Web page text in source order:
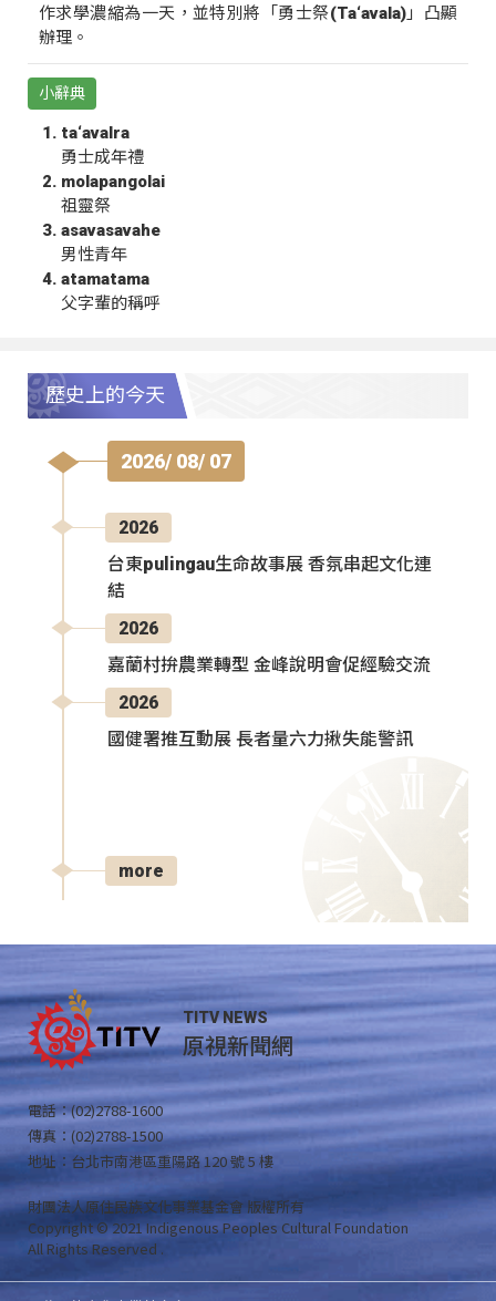
作求學濃縮為一天，並特別將「勇士祭(Ta‘avala)」凸顯
辦理。
小辭典
ta‘avalra
勇士成年禮
molapangolai
祖靈祭
asavasavahe
男性青年
atamatama
父字輩的稱呼
歷史上的今天
2026/ 08/ 07
2026
台東pulingau生命故事展 香氛串起文化連
結
2026
嘉蘭村拚農業轉型 金峰說明會促經驗交流
2026
國健署推互動展 長者量六力揪失能警訊
more
TITV NEWS
原視新聞網
電話：(02)2788-1600
傳真：(02)2788-1500
地址：台北市南港區重陽路 120 號 5 樓
財團法人原住民族文化事業基金會 版權所有
Copyright © 2021 Indigenous Peoples Cultural Foundation
All Rights Reserved .